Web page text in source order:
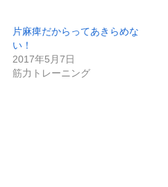
片麻痺だからってあきらめな
い！
2017年5月7日
筋力トレーニング